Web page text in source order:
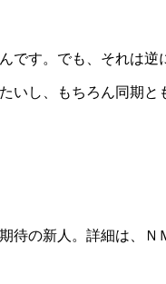
す。でも、それは逆
いし、もちろん同期
の新人。詳細は、